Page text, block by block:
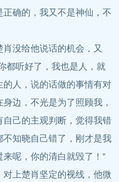
确的，我又不是神仙，不
没给他说话的机会，又
都听好了，我也是人，就
人，说的话做的事情有对
边，不光是为了照顾我，
己的主观判断，觉得我错
知晓自己错了，刚才是我
呢，你的清白就毁了！”
上楚肖坚定的视线，他微